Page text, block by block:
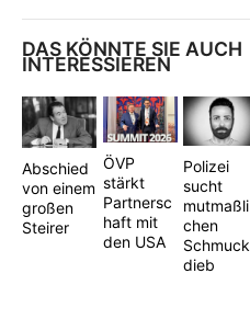
DAS KÖNNTE SIE AUCH
INTERESSIEREN
Abschied
von einem
großen
Steirer
ÖVP
stärkt
Partnersc
haft mit
den USA
Polizei
sucht
mutmaßli
chen
Schmuck
dieb